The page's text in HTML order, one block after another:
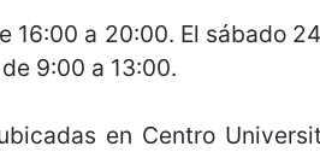
16:00 a 20:00. El sábado
9:00 a 13:00.
en Centro